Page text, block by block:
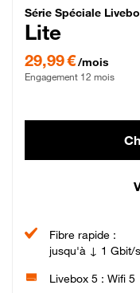
Série
Série Spéciale
Lite
29,99 €/mois
Engagement 12 mois
Fibre rapide :
jusqu'à ↓ 1 Gbit/
Livebox 5 : Wifi 5